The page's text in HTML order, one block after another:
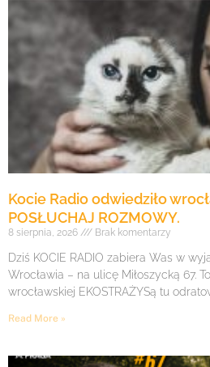
Kocie Radio odwiedziło
POSŁUCHAJ ROZMOWY.
8 sierpnia, 2026 Brak komentarzy
Dziś KOCIE RADIO zabiera Was w
Wrocławia – na ulicę Miłoszycką 67.
wrocławskiej EKOSTRAŻYSą tu
Read More »